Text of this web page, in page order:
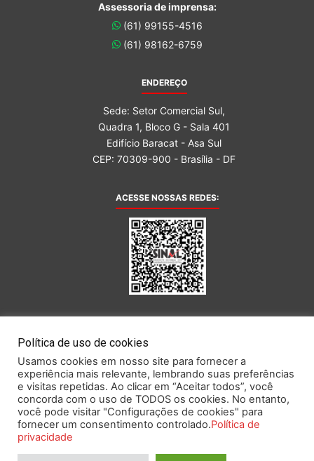
Assessoria de imprensa:
(61) 99155-4516
(61) 98162-6759
ENDEREÇO
Sede: Setor Comercial Sul,
Quadra 1, Bloco G - Sala 401
Edifício Baracat - Asa Sul
CEP: 70309-900 - Brasília - DF
ACESSE NOSSAS REDES:
Este portal obedece às prescrições da Lei Geral de Proteção de Dados.
Política de uso de cookies
Usamos cookies em nosso site para fornecer a
experiência mais relevante, lembrando suas preferências
e visitas repetidas. Ao clicar em “Aceitar todos”, você
concorda com o uso de TODOS os cookies. No entanto,
você pode visitar "Configurações de cookies" para
fornecer um consentimento controlado.Política de
privacidade